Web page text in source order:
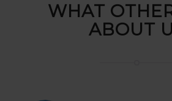
WHAT
ABOUT